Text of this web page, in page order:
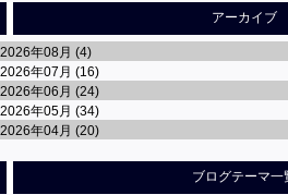
アーカイブ
2026年08月 (4)
2026年07月 (16)
2026年06月 (24)
2026年05月 (34)
2026年04月 (20)
ブログテーマ一